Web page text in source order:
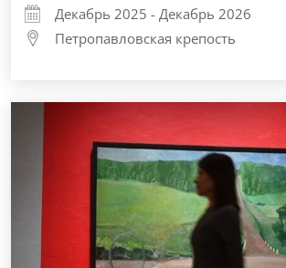
Декабрь 2025 - Декабрь 2026
Петропавловская крепость